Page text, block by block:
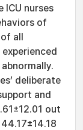
nurses
of
all
deliberate
and
out